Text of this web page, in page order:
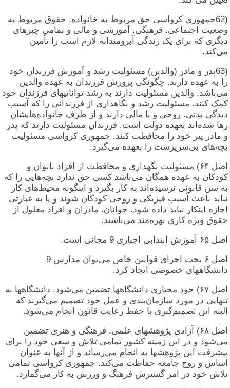
(62جمهوری کرواسی حق مربوط به خانواده. حقوق مربوط به
وضعیت اجتماعی. فرهنگی. آموزشی و مالی و تمامی چیزهای
دیگری که برای یک زندگی آبرومندانه لازم است را تأمین
می‌کند.
(63پدر و مادر (والدین) مسئولیت رشد و آموزش فرزندان خود
را به عهده دارند. چگونگی پرورش فرزندان به عهده والدین
می‌باشد. والدین مسئولیت دارند به رشد تواناتیهای فرزندان خود
کمک کنند. مسئولیت رشد و نگاهداری از فرزندانی را که آسیب
دیدگی بدنی. روحی و یا مالی دارند و از طرف خانواده‌هایشان
رها شده‌اند بعهده دولت است. فرزندان مسئولیت دارند که پدر
و مادر پیر خود را محافظت کنند. جمهوری کرواسی مسئولیت
بچه‌های بی‌سرپرست را بعهده می‌گیرد.
اصل ۶۴) مسئولیت نگهداری و محافظت از افراد ناتوان و
کودکان به عهده همگان می‌باشد کسی حق ندارد بچه‌هایی را که
به سن قانونی نرسیده‌اند به کار بگیرد و اینگونه محیط‌های کار
نباید باعث آسیب فیزیکی و روحی کودکان شوند و یا به عبارتی
اجازه اینکار نباید داده شود. جوانان. مادران و افراد معلول از
حقوق ویژه کاری بهره‌مند می‌باشند.
اصل ۶۵ آموزش ابتدابی اجباری 9 مجانی است.
اصل ۶ تحت اجرای قوانین خاص می‌توان مدارس 9
دانشگاههای خصوصی ایجاد کرد.
اصل ۶۷) خود مختاری دانشگاهها تضمین می‌شود. دانشگاهها به
تنهایی در مورد سازمان‌بندی و عمل خود تصمیم می‌گیرند که
البته این تصمیم‌گیری با حفظ رعایت قانون انجام می‌شود.
اصل ۶۸) آزادی پژوهشهای علمی. فرهنگی و هنری تضمین
می‌شود و در این زمینه کشور تمامی تلاش و سعی خود را برای
پیشرفت این پژوهشها به انجام می‌رساند و از آنها به عنوان
اساس و روح جامعه حفاظت می‌کند. جمهوری کرواسی تمامی
تلاش خود در امر گسترش فرهنگ و ورزش به کار می‌گمارد.